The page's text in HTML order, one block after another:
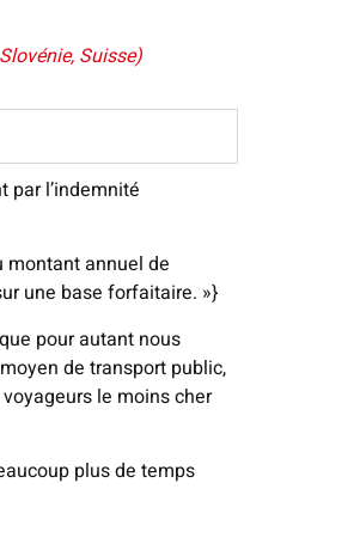
Suisse)
par l’indemnité
montant annuel de
une base forfaitaire. »}
pour autant nous
de transport public,
le moins cher
plus de temps